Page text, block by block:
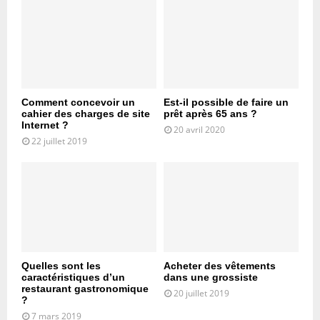
Comment concevoir un
cahier des charges de site
Internet ?
22 juillet 2019
Est-il possible de faire un
prêt après 65 ans ?
20 avril 2020
Quelles sont les
caractéristiques d’un
restaurant gastronomique
?
7 mars 2019
Acheter des vêtements
dans une grossiste
20 juillet 2019